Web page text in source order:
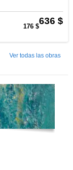
636 $
176 $
Ver todas las obras